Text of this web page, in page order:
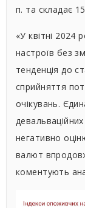
п. та складає
«У квітні 2024
настроїв без
тенденція до
сприйняття
очікувань.
негативно
валют
коментують